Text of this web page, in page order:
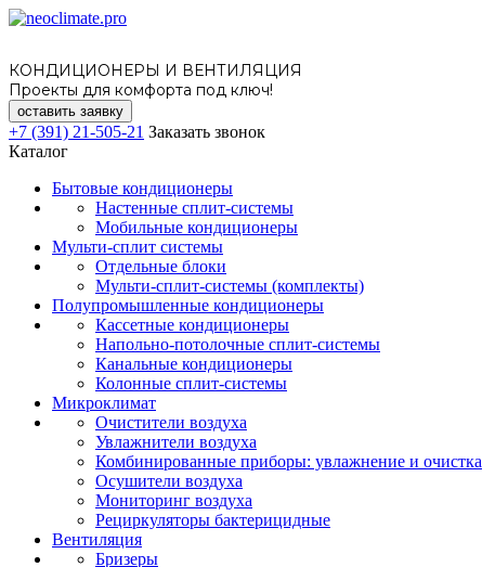
КОНДИЦИОНЕРЫ И ВЕНТИЛЯЦИЯ
Проекты для комфорта под ключ!
оставить заявку
+7 (391) 21-505-21 Заказать звонок
Каталог
Бытовые кондиционеры
Настенные сплит-системы
Мобильные кондиционеры
Мульти-сплит системы
Отдельные блоки
Мульти-сплит-системы (комплекты)
Полупромышленные кондиционеры
Кассетные кондиционеры
Напольно-потолочные сплит-системы
Канальные кондиционеры
Колонные сплит-системы
Микроклимат
Очистители воздуха
Увлажнители воздуха
Комбинированные приборы: увлажнение и очистка
Осушители воздуха
Мониторинг воздуха
Рециркуляторы бактерицидные
Вентиляция
Бризеры